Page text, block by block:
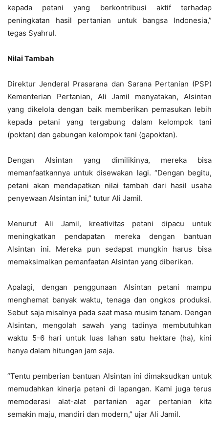
kepada petani yang berkontribusi aktif terhadap
peningkatan hasil pertanian untuk bangsa Indonesia,”
tegas Syahrul.
Nilai Tambah
Direktur Jenderal Prasarana dan Sarana Pertanian (PSP)
Kementerian Pertanian, Ali Jamil menyatakan, Alsintan
yang dikelola dengan baik memberikan pemasukan lebih
kepada petani yang tergabung dalam kelompok tani
(poktan) dan gabungan kelompok tani (gapoktan).
Dengan Alsintan yang dimilikinya, mereka bisa
memanfaatkannya untuk disewakan lagi. “Dengan begitu,
petani akan mendapatkan nilai tambah dari hasil usaha
penyewaan Alsintan ini,” tutur Ali Jamil.
Menurut Ali Jamil, kreativitas petani dipacu untuk
meningkatkan pendapatan mereka dengan bantuan
Alsintan ini. Mereka pun sedapat mungkin harus bisa
memaksimalkan pemanfaatan Alsintan yang diberikan.
Apalagi, dengan penggunaan Alsintan petani mampu
menghemat banyak waktu, tenaga dan ongkos produksi.
Sebut saja misalnya pada saat masa musim tanam. Dengan
Alsintan, mengolah sawah yang tadinya membutuhkan
waktu 5-6 hari untuk luas lahan satu hektare (ha), kini
hanya dalam hitungan jam saja.
“Tentu pemberian bantuan Alsintan ini dimaksudkan untuk
memudahkan kinerja petani di lapangan. Kami juga terus
memoderasi alat-alat pertanian agar pertanian kita
semakin maju, mandiri dan modern,” ujar Ali Jamil.